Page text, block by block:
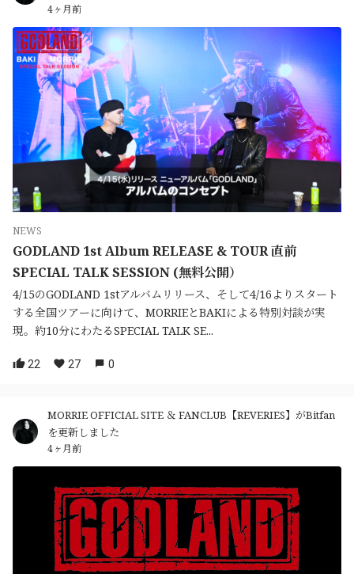
4ヶ月前
NEWS
GODLAND 1st Album RELEASE & TOUR 直前
SPECIAL TALK SESSION (無料公開）
4/15のGODLAND 1stアルバムリリース、そして4/16よりスタート
する全国ツアーに向けて、MORRIEとBAKIによる特別対談が実
現。約10分にわたるSPECIAL TALK SE...
22 27 0
MORRIE OFFICIAL SITE ＆ FANCLUB【REVERIES】がBitfan
を更新しました
4ヶ月前